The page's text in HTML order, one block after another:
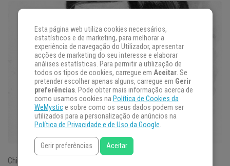
Chico Xavier continua sendo um grande admirado por muitos
Esta página web utiliza cookies necessários,
estatísticos e de marketing, para melhorar a
experiência de navegação do Utilizador, apresentar
acções de marketing do seu interesse e elaborar
análises estatísticas. Para permitir a utilização de
todos os tipos de cookies, carregue em Aceitar. Se
pretender escolher apenas alguns, carregue em Gerir
preferências. Pode obter mais informação acerca de
como usamos cookies na Política de Cookies da
WeMystice sobre como os seus dados podem ser
utilizados para a personalização de anúncios na
Política de Privacidade e de Uso da Google.
Gerir preferências Aceitar